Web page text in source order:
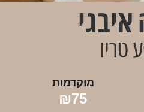
טריו
מוקדמות
₪75